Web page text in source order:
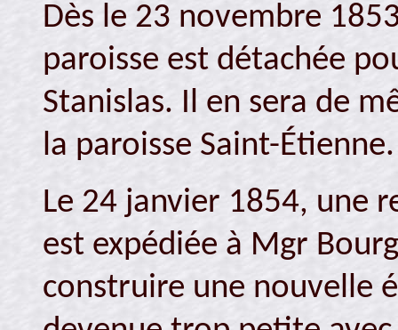
Dès le 23 novembre
paroisse est détachée
Stanislas. Il en sera de
la paroisse Saint-Étienne.
Le 24 janvier 1854, une
est expédiée à Mgr
construire une nouvelle